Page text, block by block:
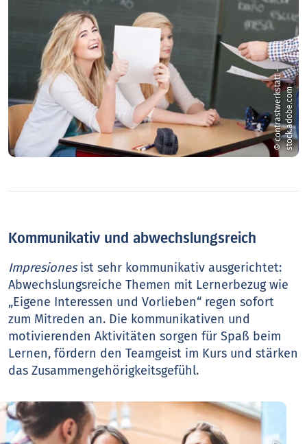
©
c
o
n
t
r
a
s
t
w
e
r
ks
t
a
t
t
-
s
t
o
c
k
.
a
d
o
b
e
.
c
om
Kommunikativ und abwechslungsreich
Impresionesist sehr kommunikativ ausgerichtet:
Abwechslungsreiche Themen mit Lernerbezug wie
„Eigene Interessen und Vorlieben“ regen sofort
zum Mitreden an. Die kommunikativen und
motivierenden Aktivitäten sorgen für Spaß beim
Lernen, fördern den Teamgeist im Kurs und stärken
das Zusammengehörigkeitsgefühl.